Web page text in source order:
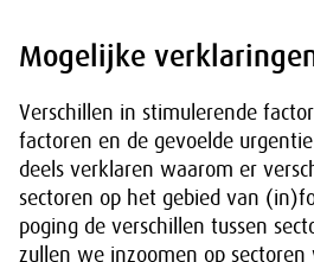
Mogelijke
Verschillen in stimulerende
factoren en de gevoelde
deels verklaren waarom er
sectoren op het gebied van
poging de verschillen tussen
zullen we inzoomen op